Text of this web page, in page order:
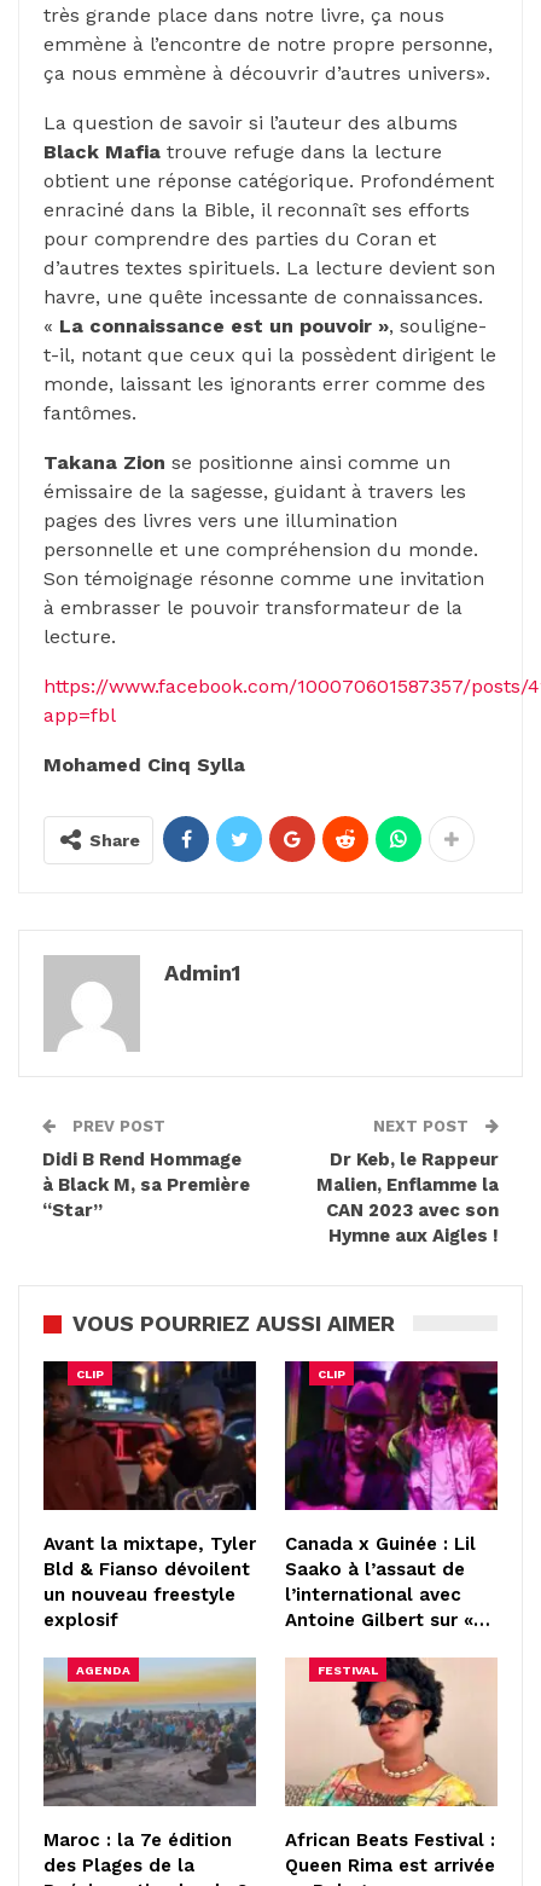
très grande place dans notre livre, ça nous
emmène à l’encontre de notre propre personne,
ça nous emmène à découvrir d’autres univers».
La question de savoir si l’auteur des albums
Black Mafia trouve refuge dans la lecture
obtient une réponse catégorique. Profondément
enraciné dans la Bible, il reconnaît ses efforts
pour comprendre des parties du Coran et
d’autres textes spirituels. La lecture devient son
havre, une quête incessante de connaissances.
« La connaissance est un pouvoir », souligne-
t-il, notant que ceux qui la possèdent dirigent le
monde, laissant les ignorants errer comme des
fantômes.
Takana Zion se positionne ainsi comme un
émissaire de la sagesse, guidant à travers les
pages des livres vers une illumination
personnelle et une compréhension du monde.
Son témoignage résonne comme une invitation
à embrasser le pouvoir transformateur de la
lecture.
https://www.facebook.com/100070601587357/posts/
app=fbl
Mohamed Cinq Sylla
Share
Admin1
PREV POST
Didi B Rend Hommage
à Black M, sa Première
“Star”
NEXT POST
Dr Keb, le Rappeur
Malien, Enflamme la
CAN 2023 avec son
Hymne aux Aigles !
VOUS POURRIEZ AUSSI AIMER
CLIP
Avant la mixtape, Tyler
Bld & Fianso dévoilent
un nouveau freestyle
explosif
CLIP
Canada x Guinée : Lil
Saako à l’assaut de
l’international avec
Antoine Gilbert sur «…
AGENDA
Maroc : la 7e édition
des Plages de la
FESTIVAL
African Beats Festival :
Queen Rima est arrivée